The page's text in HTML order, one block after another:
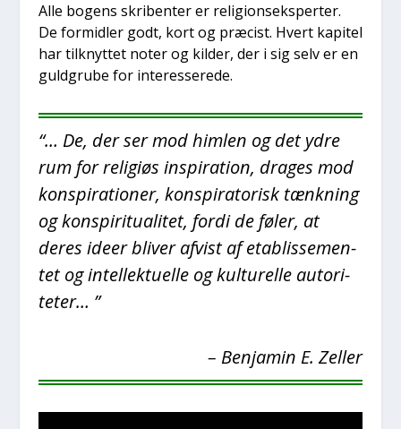
Alle bogens skri­ben­ter er reli­gions­eks­per­ter.
De for­mid­ler godt, kort og præ­cist. Hvert kapi­tel
har til­knyt­tet noter og kil­der, der i sig selv er en
guld­gru­be for inter­es­se­re­de.
“… De, der ser mod him­len og det ydre
rum for reli­gi­øs inspira­tion, dra­ges mod
kon­spira­tio­ner, kon­spira­to­risk tænk­ning
og kon­spi­ri­tu­a­li­tet, for­di de føler, at
deres ide­er bli­ver afvist af etablis­se­men­
tet og intel­lek­tu­el­le og kul­tu­rel­le auto­ri­
te­ter… ”
– Benja­min E. Zel­ler